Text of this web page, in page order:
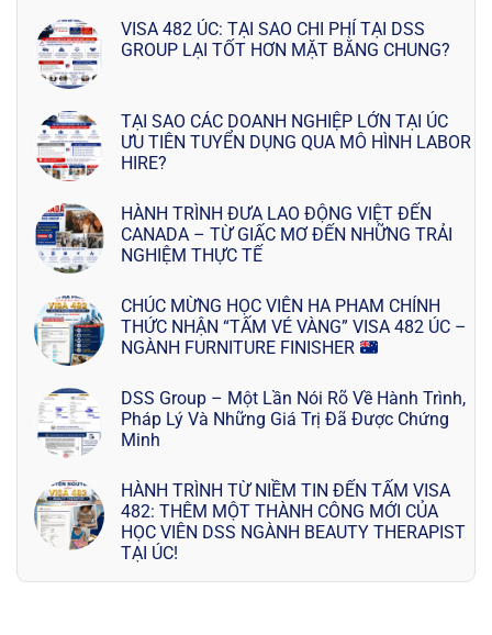
VISA 482 ÚC: TẠI SAO CHI PHÍ TẠI DSS
GROUP LẠI TỐT HƠN MẶT BẰNG CHUNG?
TẠI SAO CÁC DOANH NGHIỆP LỚN TẠI ÚC
ƯU TIÊN TUYỂN DỤNG QUA MÔ HÌNH LABOR
HIRE?
HÀNH TRÌNH ĐƯA LAO ĐỘNG VIỆT ĐẾN
CANADA – TỪ GIẤC MƠ ĐẾN NHỮNG TRẢI
NGHIỆM THỰC TẾ
CHÚC MỪNG HỌC VIÊN HA PHAM CHÍNH
THỨC NHẬN “TẤM VÉ VÀNG” VISA 482 ÚC –
NGÀNH FURNITURE FINISHER
DSS Group – Một Lần Nói Rõ Về Hành Trình,
Pháp Lý Và Những Giá Trị Đã Được Chứng
Minh
HÀNH TRÌNH TỪ NIỀM TIN ĐẾN TẤM VISA
482: THÊM MỘT THÀNH CÔNG MỚI CỦA
HỌC VIÊN DSS NGÀNH BEAUTY THERAPIST
TẠI ÚC!